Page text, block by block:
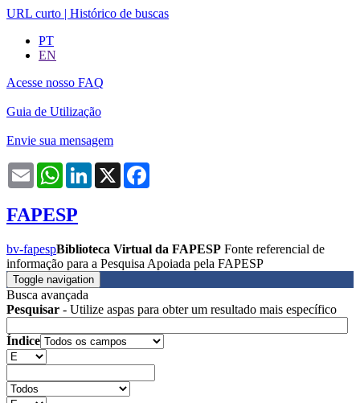
URL curto | Histórico de buscas
PT
EN
Acesse nosso FAQ
Guia de Utilização
Envie sua mensagem
Email WhatsAppLinkedIn
X
FAPESP
bv-fapespBiblioteca Virtual da FAPESP Fonte referencial de
informação para a Pesquisa Apoiada pela FAPESP
Toggle navigation
Busca avançada
Pesquisar - Utilize aspas para obter um resultado mais específico
Índice